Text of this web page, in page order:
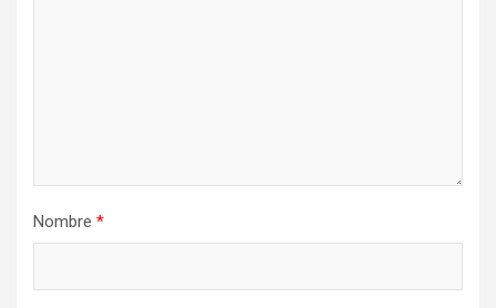
Nombre *